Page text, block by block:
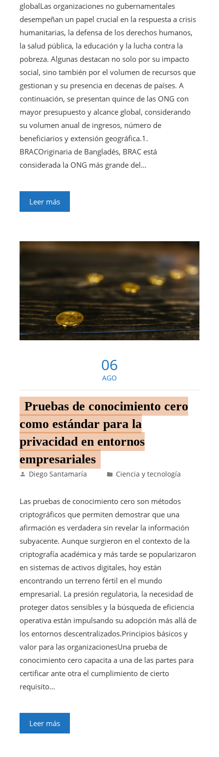
globalLas organizaciones no gubernamentales
desempeñan un papel crucial en la respuesta a crisis
humanitarias, la defensa de los derechos humanos,
la salud pública, la educación y la lucha contra la
pobreza. Algunas destacan no solo por su impacto
social, sino también por el volumen de recursos que
gestionan y su presencia en decenas de países. A
continuación, se presentan quince de las ONG con
mayor presupuesto y alcance global, considerando
su volumen anual de ingresos, número de
beneficiarios y extensión geográfica.1.
BRACOriginaria de Bangladés, BRAC está
considerada la ONG más grande del…
Leer más
06
AGO
Pruebas de conocimiento cero
como estándar para la
privacidad en entornos
empresariales
Diego Santamaría Ciencia y tecnología
Las pruebas de conocimiento cero son métodos
criptográficos que permiten demostrar que una
afirmación es verdadera sin revelar la información
subyacente. Aunque surgieron en el contexto de la
criptografía académica y más tarde se popularizaron
en sistemas de activos digitales, hoy están
encontrando un terreno fértil en el mundo
empresarial. La presión regulatoria, la necesidad de
proteger datos sensibles y la búsqueda de eficiencia
operativa están impulsando su adopción más allá de
los entornos descentralizados.Principios básicos y
valor para las organizacionesUna prueba de
conocimiento cero capacita a una de las partes para
certificar ante otra el cumplimiento de cierto
requisito…
Leer más